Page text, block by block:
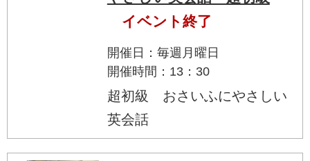
イベント終了
開催日：毎週月曜日
開催時間：13：30
超初級 おさいふにやさしい
英会話